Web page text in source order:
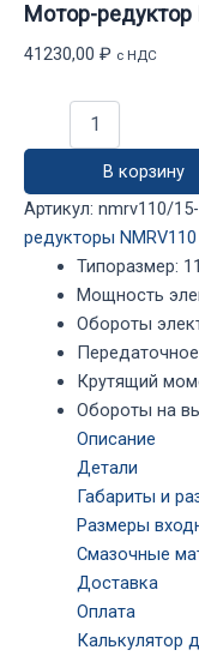
Мотор-
41230,00 ₽ с НДС
Мотор-
NMRV110/15-
5,5/1500-
В корзину
Артикул: nmrv110/
редукторы NMRV110
Типоразмер:
Мощность
Обороты
Крутящий
Обороты на
Описание
Детали
Габариты и
Размеры
Смазочные
Доставка
Оплата
Калькулятор